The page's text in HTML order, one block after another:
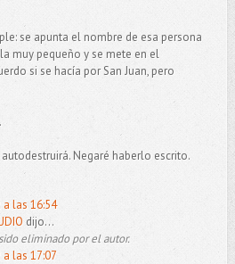
se apunta el nombre de esa persona
muy pequeño y se mete en el
si se hacía por San Juan, pero
Negaré haberlo escrito.
las 16:54
dijo...
eliminado por el autor.
las 17:07